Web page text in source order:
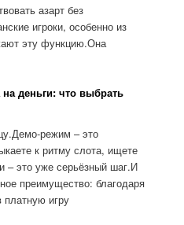
азарт без
игроки, особенно из
эту функцию.Она
деньги: что выбрать
режим – это
к ритму слота, ищете
– это уже серьёзный шаг.И
преимущество: благодаря
платную игру